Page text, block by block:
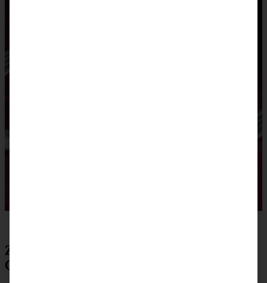
Zubereitung Schwarzwälder Kirsch
Gugelhupf